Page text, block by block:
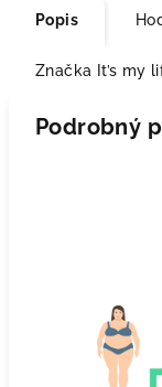
Popis
Značka It’s my
Podrobný